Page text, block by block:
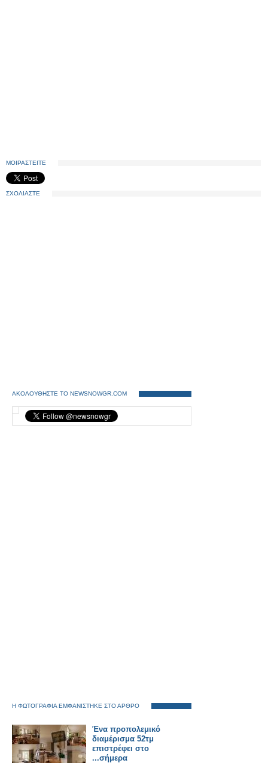
ΜΟΙΡΑΣΤΕΙΤΕ
ΣΧΟΛΙΑΣΤΕ
ΑΚΟΛΟΥΘΗΣΤΕ ΤΟ NEWSNOWGR.COM
Η ΦΩΤΟΓΡΑΦΙΑ ΕΜΦΑΝΙΣΤΗΚΕ ΣΤΟ ΑΡΘΡΟ
Ένα προπολεμικό
διαμέρισμα 52τμ
επιστρέφει στο
...σήμερα